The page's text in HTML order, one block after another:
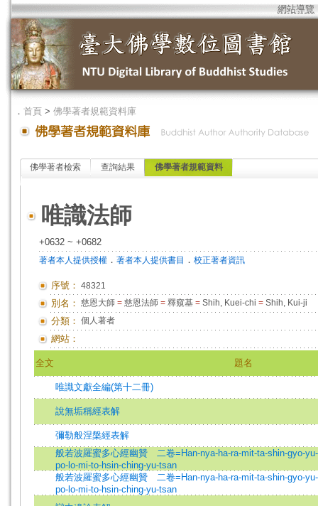
網站導覽
． 首頁 > 佛學著者規範資料庫
佛學著者檢索 查詢結果 佛學著者規範資料
唯識法師
+0632 ~ +0682
著者本人提供授權 ． 著者本人提供書目 ． 校正著者資訊
序號： 48321
別名： 慈恩大師 = 慈恩法師 = 釋窺基 = Shih, Kuei-chi = Shih, Kui-ji
分類： 個人著者
網站：
全文 題名
唯識文獻全編(第十二冊)
說無垢稱經表解
彌勒般涅槃經表解
般若波羅蜜多心經幽贊 二卷=Han-nya-ha-ra-mit-ta-shin-gyo-
po-lo-mi-to-hsin-ching-yu-tsan
般若波羅蜜多心經幽贊 二卷=Han-nya-ha-ra-mit-ta-shin-gyo-
po-lo-mi-to-hsin-ching-yu-tsan